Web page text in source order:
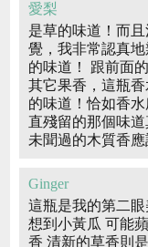
愛梨
是草的味道！而
覺，我非常認真
的味道！ 跟前面
其它果香，這瓶
的味道！恰如香
直殘留的那個味
未聞過的木質香
Ginger
這瓶是我的第二
想到小黃瓜 可能
香 清新的草香則